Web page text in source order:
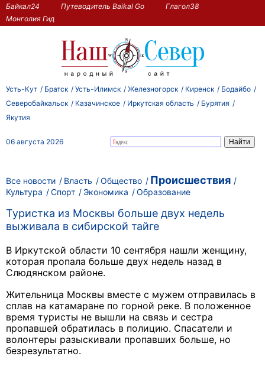
Байкал24 Путеводитель Baikal Go
Глагол38
Монголия Гид
Усть-Кут Братск Усть-Илимск Железногорск Киренск
Бодайбо
Северобайкальск
Казачинское Иркутская область
Бурятия
Якутия
06 августа 2026
Все новости Власть Общество Происшествия
Культура Спорт Экономика Образование
Туристка из Москвы больше двух недель
выживала в сибирской тайге
В Иркутской области 10 сентября нашли женщину,
которая пропала больше двух недель назад в
Слюдянском районе.
Жительница Москвы вместе с мужем отправилась в
сплав на катамаране по горной реке. В положенное
время туристы не вышли на связь и сестра
пропавшей обратилась в полицию. Спасатели и
волонтеры разыскивали пропавших больше, но
безрезультатно.